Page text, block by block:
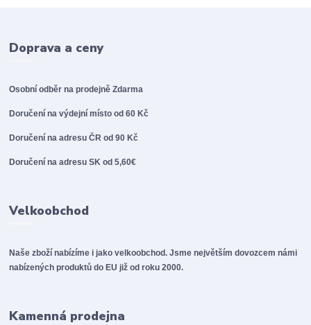
Doprava a ceny
Osobní odběr na prodejněZdarma
Doručení na výdejní místo od 60 Kč
Doručení na adresu ČR od 90 Kč
Doručení na adresu SK od 5,60€
Velkoobchod
Naše zboží nabízíme i jako velkoobchod. Jsme největším dovozcem námi
nabízených produktů do EU již od roku 2000.
Kamenná prodejna